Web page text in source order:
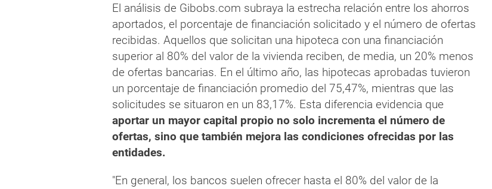
El análisis de Gibobs.com subraya la estrecha relación entre los ahorros
aportados, el porcentaje de financiación solicitado y el número de ofertas
recibidas. Aquellos que solicitan una hipoteca con una financiación
superior al 80% del valor de la vivienda reciben, de media, un 20% menos
de ofertas bancarias. En el último año, las hipotecas aprobadas tuvieron
un porcentaje de financiación promedio del 75,47%, mientras que las
solicitudes se situaron en un 83,17%. Esta diferencia evidencia que
aportar un mayor capital propio no solo incrementa el número de
ofertas, sino que también mejora las condiciones ofrecidas por las
entidades.
"En general, los bancos suelen ofrecer hasta el 80% del valor de la